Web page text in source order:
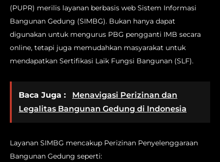
(PUPR) merilis layanan berbasis web Sistem Informasi
Bangunan Gedung (SIMBG). Bukan hanya dapat
digunakan untuk mengurus PBG pengganti IMB secara
online, tetapi juga memudahkan masyarakat untuk
mendapatkan Sertifikasi Laik Fungsi Bangunan (SLF).
Baca Juga :
Menavigasi Perizinan dan
Legalitas Bangunan Gedung di Indonesia
Layanan SIMBG mencakup Perizinan Penyelenggaraan
Bangunan Gedung seperti: